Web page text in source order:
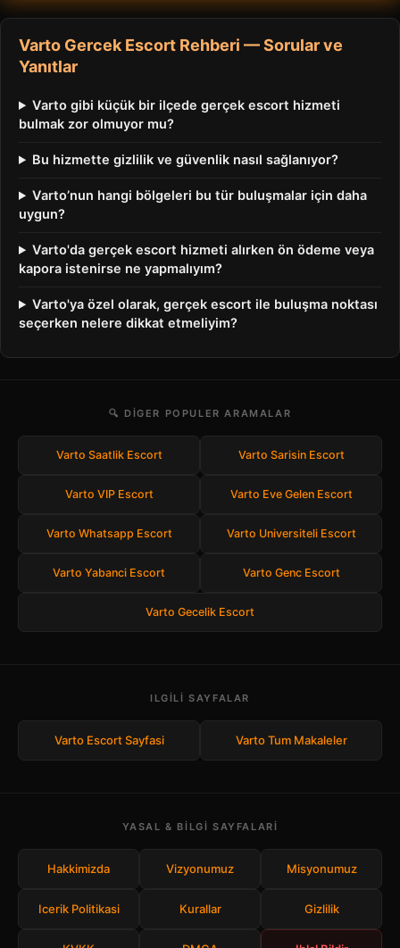
Varto Gercek Escort Rehberi — Sorular ve
Yanıtlar
Varto gibi küçük bir ilçede gerçek escort hizmeti
bulmak zor olmuyor mu?
Bu hizmette gizlilik ve güvenlik nasıl sağlanıyor?
Varto’nun hangi bölgeleri bu tür buluşmalar için daha
uygun?
Varto'da gerçek escort hizmeti alırken ön ödeme veya
kapora istenirse ne yapmalıyım?
Varto'ya özel olarak, gerçek escort ile buluşma noktası
seçerken nelere dikkat etmeliyim?
🔍 DIGER POPULER ARAMALAR
Varto Saatlik Escort Varto Sarisin Escort
Varto VIP Escort Varto Eve Gelen Escort
Varto Whatsapp Escort Varto Universiteli Escort
Varto Yabanci Escort Varto Genc Escort
Varto Gecelik Escort
ILGILI SAYFALAR
Varto Escort Sayfasi Varto Tum Makaleler
YASAL & BILGI SAYFALARI
Hakkimizda Vizyonumuz Misyonumuz
Icerik Politikasi Kurallar Gizlilik